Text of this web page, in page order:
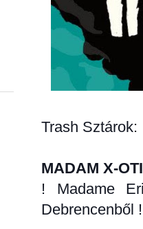
Trash Sztárok:
MADAM X-
! Madame
Debrencenből